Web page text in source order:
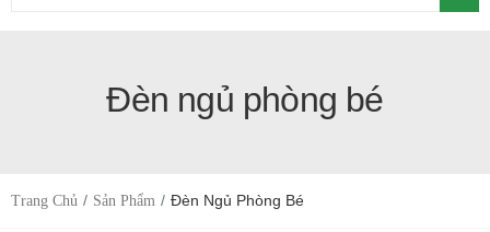
Đèn ngủ phòng bé
Trang Chủ Sản Phẩm Đèn Ngủ Phòng Bé